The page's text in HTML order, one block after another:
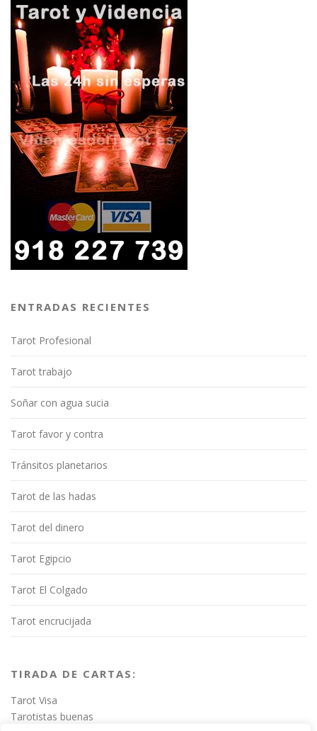
ENTRADAS RECIENTES
Tarot Profesional
Tarot trabajo
Soñar con agua sucia
Tarot favor y contra
Tránsitos planetarios
Tarot de las hadas
Tarot del dinero
Tarot Egipcio
Tarot El Colgado
Tarot encrucijada
TIRADA DE CARTAS:
Tarot Visa
Tarotistas buenas